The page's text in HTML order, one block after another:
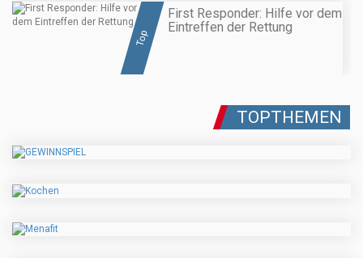
Top
First Responder: Hilfe vor dem
Eintreffen der Rettung
TOPTHEMEN